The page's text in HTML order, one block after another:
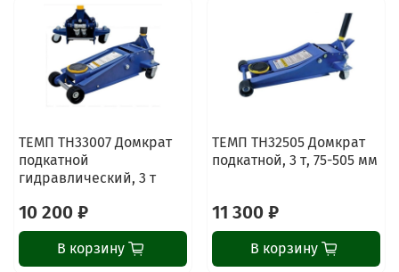
ТЕМП TH33007 Домкрат
подкатной
гидравлический, 3 т
10 200 ₽
В корзину
ТЕМП TH32505 Домкрат
подкатной, 3 т, 75-505 мм
11 300 ₽
В корзину